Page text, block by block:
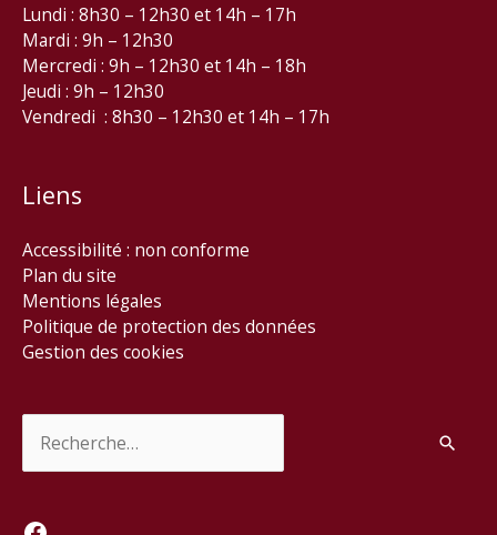
Lundi : 8h30 – 12h30 et 14h – 17h
Mardi : 9h – 12h30
Mercredi : 9h – 12h30 et 14h – 18h
Jeudi : 9h – 12h30
Vendredi : 8h30 – 12h30 et 14h – 17h
Liens
Accessibilité : non conforme
Plan du site
Mentions légales
Politique de protection des données
Gestion des cookies